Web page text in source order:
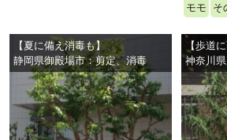
モモ
そ
【夏に備え消毒も】
静岡県御殿場市：剪定、消毒
【歩道
神奈川